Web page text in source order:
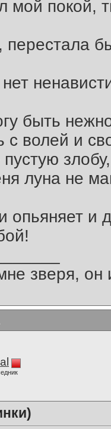
мой покой,
нет
быть
волей и
луна не
и
зверя, он